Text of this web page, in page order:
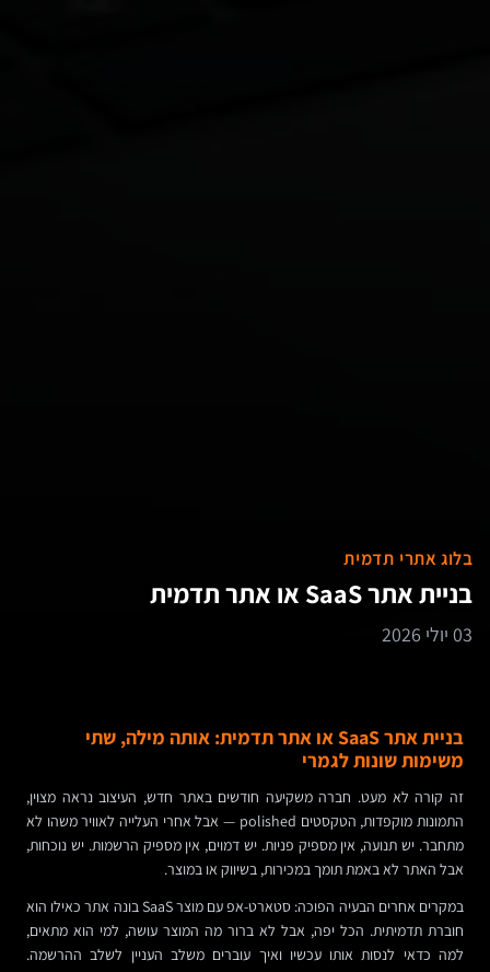
בלוג אתרי תדמית
בניית אתר SaaS או אתר תדמית
03 יולי 2026
בניית אתר SaaS או אתר תדמית: אותה מילה, שתי
משימות שונות לגמרי
זה קורה לא מעט. חברה משקיעה חודשים באתר חדש, העיצוב נראה מצוין,
התמונות מוקפדות, הטקסטים polished — אבל אחרי העלייה לאוויר משהו לא
מתחבר. יש תנועה, אין מספיק פניות. יש דמוים, אין מספיק הרשמות. יש נוכחות,
אבל האתר לא באמת תומך במכירות, בשיווק או במוצר.
במקרים אחרים הבעיה הפוכה: סטארט-אפ עם מוצר SaaS בונה אתר כאילו הוא
חוברת תדמיתית. הכל יפה, אבל לא ברור מה המוצר עושה, למי הוא מתאים,
למה כדאי לנסות אותו עכשיו ואיך עוברים משלב העניין לשלב ההרשמה.